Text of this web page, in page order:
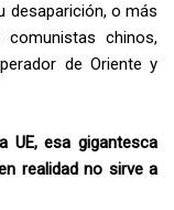
desaparición, o más
chinos,
de Oriente y
UE, esa gigantesca
realidad no sirve a